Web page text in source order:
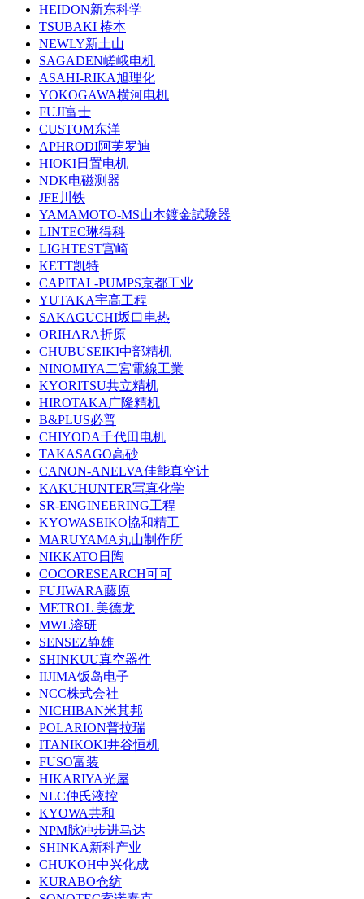
HEIDON新东科学
TSUBAKI 椿本
NEWLY新土山
SAGADEN嵯峨电机
ASAHI-RIKA旭理化
YOKOGAWA横河电机
FUJI富士
CUSTOM东洋
APHRODI阿芙罗迪
HIOKI日置电机
NDK电磁测器
JFE川铁
YAMAMOTO-MS山本鍍金試験器
LINTEC琳得科
LIGHTEST宫崎
KETT凯特
CAPITAL-PUMPS京都工业
YUTAKA宇高工程
SAKAGUCHI坂口电热
ORIHARA折原
CHUBUSEIKI中部精机
NINOMIYA二宮電線工業
KYORITSU共立精机
HIROTAKA广隆精机
B&PLUS必普
CHIYODA千代田电机
TAKASAGO高砂
CANON-ANELVA佳能真空计
KAKUHUNTER写真化学
SR-ENGINEERING工程
KYOWASEIKO協和精工
MARUYAMA丸山制作所
NIKKATO日陶
COCORESEARCH可可
FUJIWARA藤原
METROL 美德龙
MWL溶研
SENSEZ静雄
SHINKUU真空器件
IIJIMA饭岛电子
NCC株式会社
NICHIBAN米其邦
POLARION普拉瑞
ITANIKOKI井谷恒机
FUSO富装
HIKARIYA光屋
NLC仲氏液控
KYOWA共和
NPM脉冲步进马达
SHINKA新科产业
CHUKOH中兴化成
KURABO仓纺